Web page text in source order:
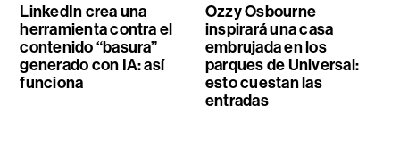
LinkedIn crea una
herramienta contra el
contenido “basura”
generado con IA: así
funciona
Ozzy Osbourne
inspirará una casa
embrujada en los
parques de Universal:
esto cuestan las
entradas